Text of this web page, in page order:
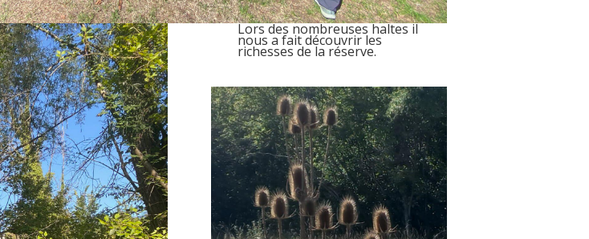
Lors des nombreuses haltes il
nous a fait découvrir les
richesses de la réserve.